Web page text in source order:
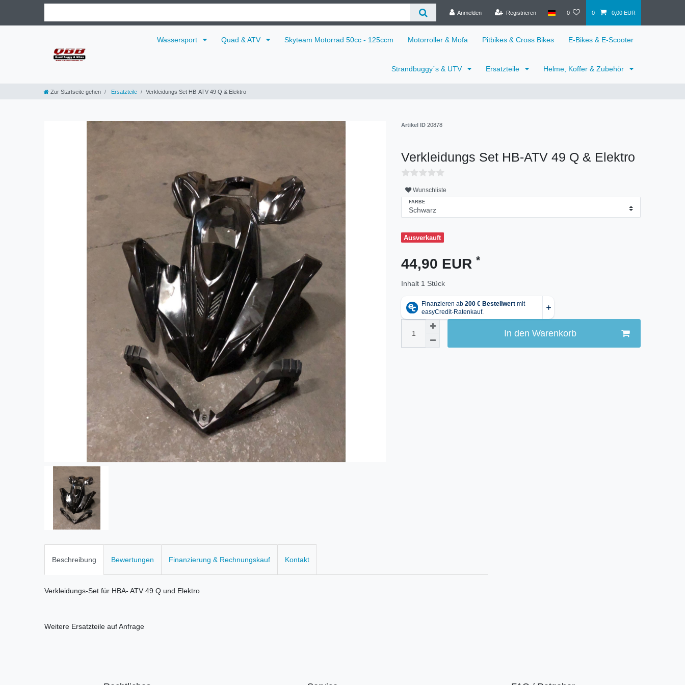
Anmelden Registrieren 0 0 0,00 EUR
Wassersport Quad & ATV Skyteam Motorrad 50cc - 125ccm Motorroller & Mofa Pitbikes & Cross Bikes E-Bikes & E-Scooter
Strandbuggy´s & UTV Ersatzteile Helme, Koffer & Zubehör
Zur Startseite gehen Ersatzteile Verkleidungs Set HB-ATV 49 Q & Elektro
Artikel ID 20878
Verkleidungs Set HB-ATV 49 Q & Elektro
Wunschliste
FARBE
Ausverkauft
44,90 EUR *
Inhalt 1 Stück
In den Warenkorb
Beschreibung Bewertungen Finanzierung & Rechnungskauf Kontakt
Verkleidungs-Set für HBA- ATV 49 Q und Elektro
Weitere Ersatzteile auf Anfrage